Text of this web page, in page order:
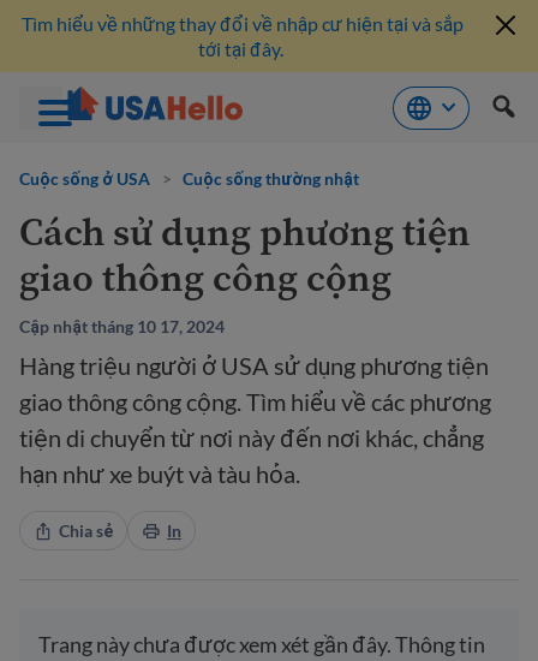
qua
dung
Tìm hiểu về những thay đổi về nhập cư hiện tại và sắp
tới tại đây.
Cuộc sống ở USA > Cuộc sống thường nhật
Cách sử dụng phương tiện
giao thông công cộng
Cập nhật tháng 10 17, 2024
Hàng triệu người ở USA sử dụng phương tiện
giao thông công cộng. Tìm hiểu về các phương
tiện di chuyển từ nơi này đến nơi khác, chẳng
hạn như xe buýt và tàu hỏa.
Chia sẻ In
Trang này chưa được xem xét gần đây. Thông tin